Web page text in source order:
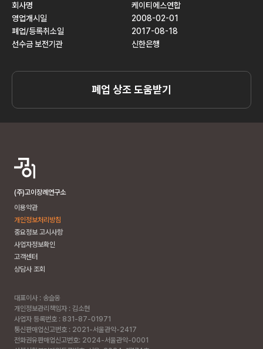
회사명
케이티에스연합
영업개시일
2008-02-01
폐업/등록취소일
2017-08-18
선수금 보전기관
신한은행
폐업 상조 도움받기
(주)고이장례연구소
이용약관
개인정보처리방침
중요정보 고시사항
사업자정보확인
고객센터
상담사 조회
대표이사 : 송슬옹
개인정보관리책임자 : 김소현
사업자 등록번호 : 831-87-01971
통신판매업신고번호 : 2021-서울관악-2417
전화권유판매업신고번호: 2024-서울관악-0001